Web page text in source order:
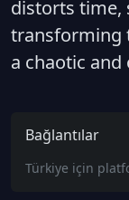
distorts time,
transforming
a chaotic and
Bağlantılar
Türkiye için